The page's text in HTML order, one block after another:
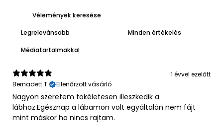
Médiatartalmakkal
1 évvel ezelőtt
Bernadett T.
Ellenőrzött vásárló
Nagyon szeretem tökéletesen illeszkedik a
lábhoz.Egésznap a lábamon volt egyáltalán nem fájt
mint máskor ha nincs rajtam.